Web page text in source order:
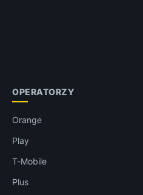
OPERATORZY
Orange
Play
T-Mobile
Plus